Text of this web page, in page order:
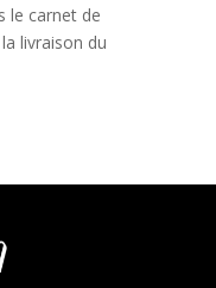
le carnet de
livraison du